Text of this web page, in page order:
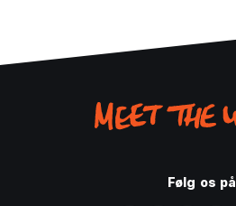
Følg os på